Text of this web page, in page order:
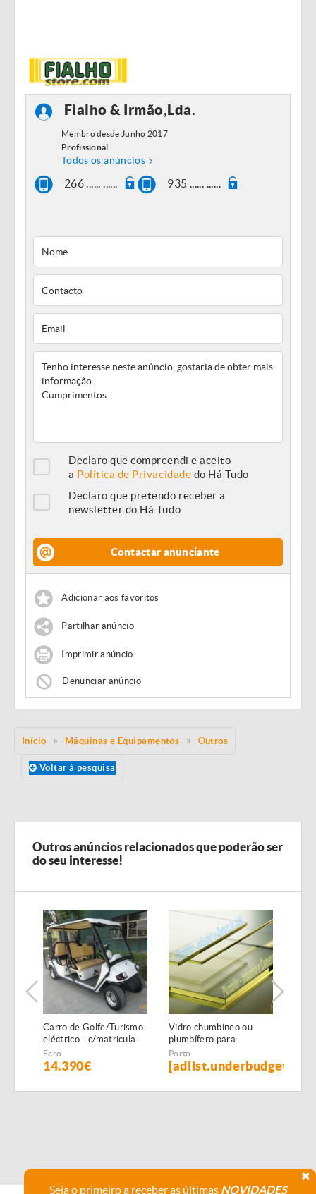
Fialho & Irmão,Lda.
Membro desde Junho 2017
Profissional
Todos os anúncios
266 ...... ...... 935 ...... ......
Declaro que compreendi e aceito
a Política de Privacidade do Há Tudo
Declaro que pretendo receber a
newsletter do Há Tudo
Contactar anunciante
Adicionar aos favoritos
Partilhar anúncio
Imprimir anúncio
Denunciar anúncio
Início Máquinas e Equipamentos Outros
Voltar à pesquisa
Outros anúncios relacionados que poderão ser
do seu interesse!
Carro de Golfe/Turismo
eléctrico - c/matricula -
6 PAX - NOVO
Faro
14.390€
Vidro chumbineo ou
plumbífero para
proteçao radiologica
Porto
[adlist.underbudget]
Seja o primeiro a receber as últimas NOVIDADES